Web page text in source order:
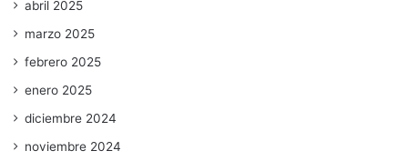
abril 2025
marzo 2025
febrero 2025
enero 2025
diciembre 2024
noviembre 2024